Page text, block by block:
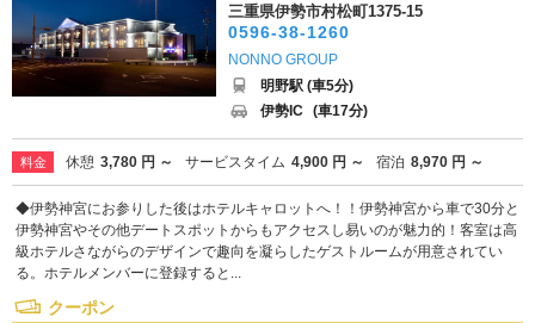
三重県伊勢市村松町1375-15
0596-38-1260
NONNO GROUP
明野駅 (車5分)
伊勢IC (車17分)
料金 休憩 3,780 円 ～ サービスタイム 4,900 円 ～ 宿泊 8,970 円 ～
◆伊勢神宮にお参りした後はホテルキャロットへ！！伊勢神宮から車で30分と
伊勢神宮やその他デートスポットからもアクセスし易いのが魅力的！客室は高
級ホテルさながらのデザインで趣向を凝らしたゲストルームが用意されてい
る。ホテルメンバーに登録すると...
クーポン